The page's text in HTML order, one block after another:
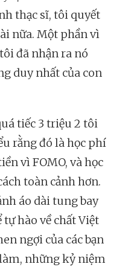
thạc sĩ, tôi quyết
nữa. Một phần vì
đã nhận ra nó
duy nhất của con
tiếc 3 triệu 2 tôi
rằng đó là học phí
vì FOMO, và học
toàn cảnh hơn.
áo dài tung bay
hào về chất Việt
ngợi của các bạn
những kỷ niệm